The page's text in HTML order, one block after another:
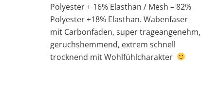
Polyester + 16% Elasthan / Mesh – 82%
Polyester +18% Elasthan. Wabenfaser
mit Carbonfaden, super trageangenehm,
geruchshemmend, extrem schnell
trocknend mit Wohlfühlcharakter